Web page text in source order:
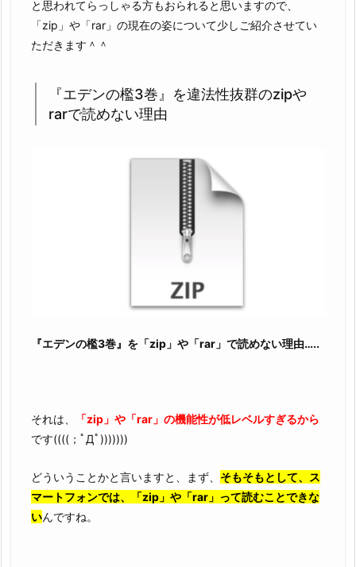
と思われてらっしゃる方もおられると思いますので、
「zip」や「rar」の現在の姿について少しご紹介させてい
ただきます＾＾
『エデンの檻3巻』を違法性抜群のzipや
rarで読めない理由
『エデンの檻3巻』を「zip」や「rar」で読めない理由…..
それは、
「zip」や「rar」の機能性が低レベルすぎるから
です((((；ﾟДﾟ)))))))
どういうことかと言いますと、まず、 そもそもとして、ス
マートフォンでは、「zip」や「rar」って読むことできな
いんですね。